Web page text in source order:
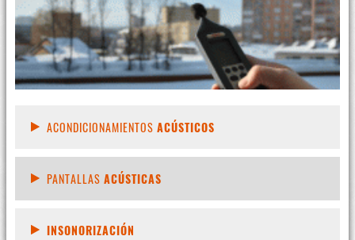
ACONDICIONAMIENTOS ACÚSTICOS
PANTALLAS ACÚSTICAS
INSONORIZACIÓN